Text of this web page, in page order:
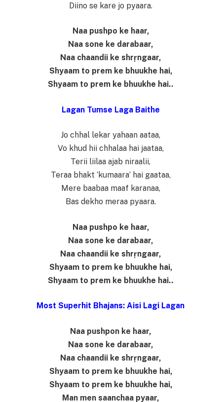
Diino se kare jo pyaara.
Naa pushpo ke haar,
Naa sone ke darabaar,
Naa chaandii ke shrṛngaar,
Shyaam to prem ke bhuukhe hai,
Shyaam to prem ke bhuukhe hai..
Lagan Tumse Laga Baithe
Jo chhal lekar yahaan aataa,
Vo khud hii chhalaa hai jaataa,
Terii liilaa ajab niraalii,
Teraa bhakt ‘kumaara’ hai gaataa,
Mere baabaa maaf karanaa,
Bas dekho meraa pyaara.
Naa pushpo ke haar,
Naa sone ke darabaar,
Naa chaandii ke shrṛngaar,
Shyaam to prem ke bhuukhe hai,
Shyaam to prem ke bhuukhe hai..
Most Superhit Bhajans: Aisi Lagi Lagan
Naa pushpon ke haar,
Naa sone ke darabaar,
Naa chaandii ke shrṛngaar,
Shyaam to prem ke bhuukhe hai,
Shyaam to prem ke bhuukhe hai,
Man men saanchaa pyaar,